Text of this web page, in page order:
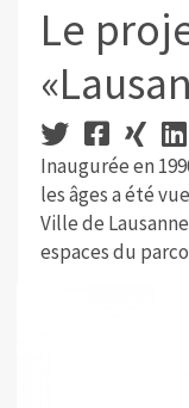
Le
Inaugurée en
les âges a été
Ville de
espaces du